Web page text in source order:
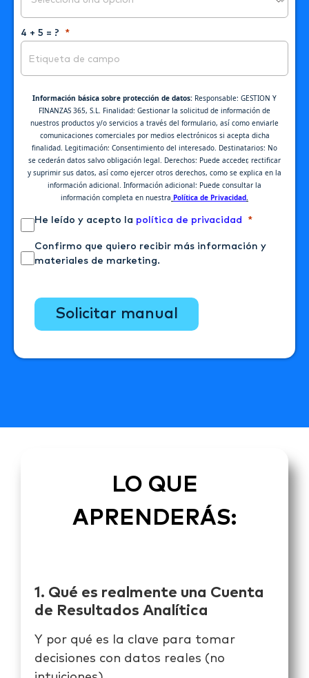
4 + 5 = ?
Información básica sobre protección de datos: Responsable: GESTION Y
FINANZAS 365, S.L. Finalidad: Gestionar la solicitud de información de
nuestros productos y/o servicios a través del formulario, así como enviarle
comunicaciones comerciales por medios electrónicos si acepta dicha
finalidad. Legitimación: Consentimiento del interesado. Destinatarios: No
se cederán datos salvo obligación legal. Derechos: Puede acceder, rectificar
y suprimir sus datos, así como ejercer otros derechos, como se explica en la
información adicional. Información adicional: Puede consultar la
información completa en nuestra Política de Privacidad.
He leído y acepto la política de privacidad
Confirmo que quiero recibir más información y
materiales de marketing.
solicitar manual
LO QUE
APRENDERÁS:
1. Qué es realmente una Cuenta
de Resultados Analítica
Y por qué es la clave para tomar
decisiones con datos reales (no